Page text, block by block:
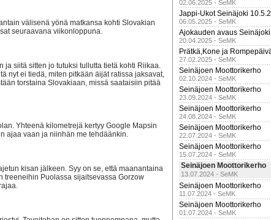
välisenä yönä matkansa kohti Slovakian
seuraavana viikonloppuna.
ja siitä sitten jo tutuksi tullutta tietä kohti Riikaa.
nyt ei tiedä, miten pitkään äijät ratissa jaksavat,
torstaina Slovakiaan, missä saataisiin pitää
Yhteenä kilometrejä kertyy Google Mapsin
ajaa vaan ja niinhän me tehdäänkin.
kisan jälkeen. Syy on se, että maanantaina
treeneihin Puolassa sijaitsevassa Gorzow
02.06.2025 - SeMK
Jappi-Ukot Seinäjoki
06.05.2025 - SeMK
Ajokauden avaus
20.04.2025 - SeMK
Prätkä,Kone ja
27.02.2025 - SeMK
Seinäjoen Moottorikerho
02.10.2024 - SeMK
Seinäjoen Moottorikerho
23.09.2024 - SeMK
Seinäjoen Moottorikerho
24.08.2024 - SeMK
Seinäjoen Moottorikerho
22.07.2024 - SeMK
Seinäjoen Moottorikerho
15.07.2024 - SeMK
Seinäjoen Moottorikerho
13.07.2024 - SeMK
Seinäjoen Moottorikerho
11.07.2024 - SeMK
Seinäjoen Moottorikerho
01.07.2024 - SeMK